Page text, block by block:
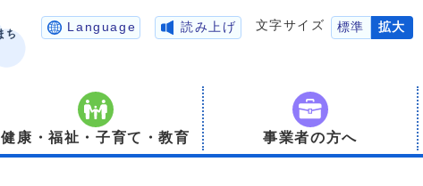
Language 読み上げ 文字サイズ 標準 拡大
健康・福祉・子育て・教育 事業者の方へ